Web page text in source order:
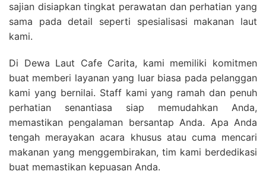
sajian disiapkan tingkat perawatan dan perhatian yang
sama pada detail seperti spesialisasi makanan laut
kami.
Di Dewa Laut Cafe Carita, kami memiliki komitmen
buat memberi layanan yang luar biasa pada pelanggan
kami yang bernilai. Staff kami yang ramah dan penuh
perhatian senantiasa siap memudahkan Anda,
memastikan pengalaman bersantap Anda. Apa Anda
tengah merayakan acara khusus atau cuma mencari
makanan yang menggembirakan, tim kami berdedikasi
buat memastikan kepuasan Anda.